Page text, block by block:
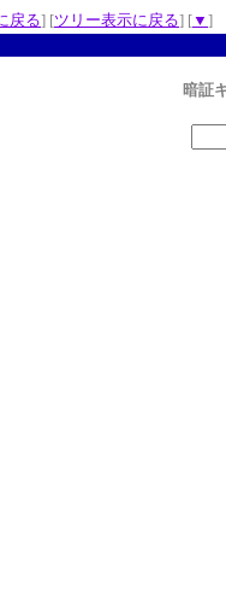
戻る] [ツリー表示に戻る] [▼ ]
暗証